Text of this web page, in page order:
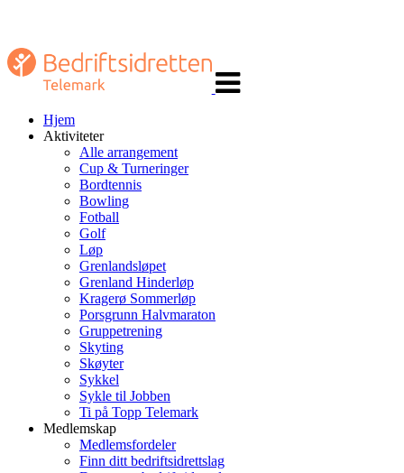
navigasjon
Hjem
Aktiviteter
Alle arrangement
Cup & Turneringer
Bordtennis
Bowling
Fotball
Golf
Løp
Grenlandsløpet
Grenland Hinderløp
Kragerø Sommerløp
Porsgrunn Halvmaraton
Gruppetrening
Skyting
Skøyter
Sykkel
Sykle til Jobben
Ti på Topp Telemark
Medlemskap
Medlemsfordeler
Finn ditt bedriftsidrettslag